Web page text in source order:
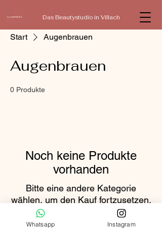
Das Beautystudio in Villach
Start Augenbrauen
Augenbrauen
0 Produkte
Noch keine Produkte
vorhanden
Bitte eine andere Kategorie
wählen, um den Kauf fortzusetzen.
Whatsapp Instagram